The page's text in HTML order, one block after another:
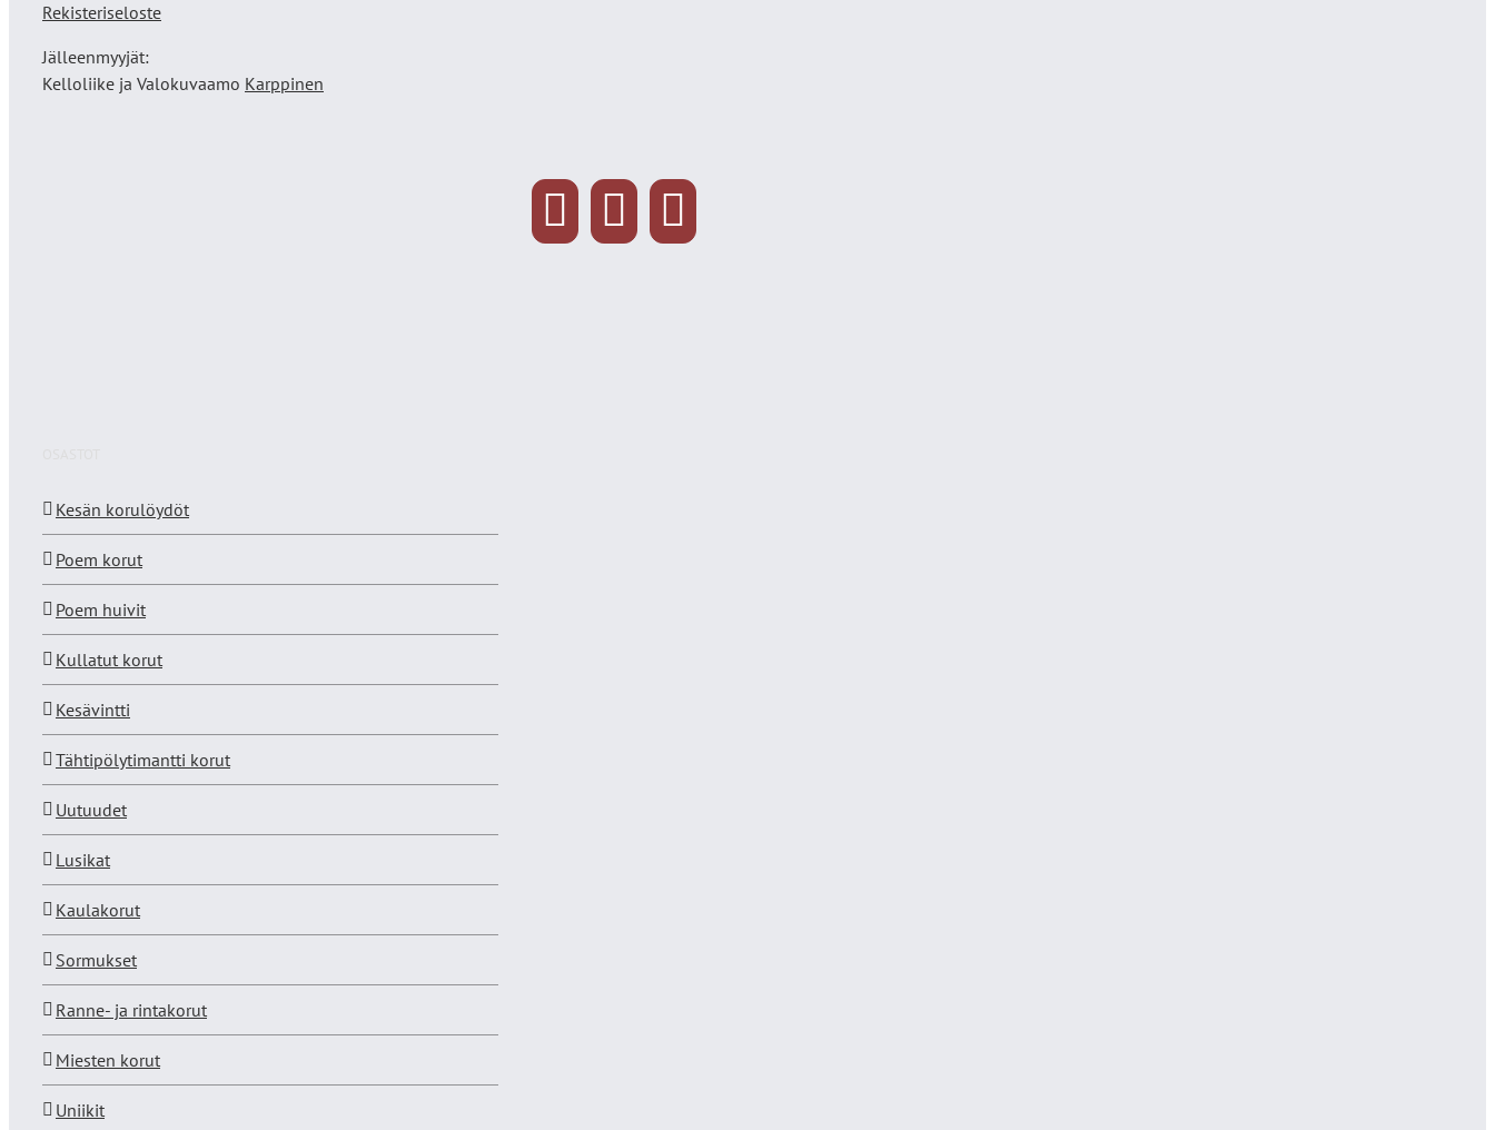
Rekisteriseloste
Jälleenmyyjät:
Kelloliike ja Valokuvaamo Karppinen
Kesän korulöydöt
Poem korut
Poem huivit
Kullatut korut
Kesävintti
Tähtipölytimantti korut
Uutuudet
Lusikat
Kaulakorut
Sormukset
Ranne- ja rintakorut
Miesten korut
Uniikit